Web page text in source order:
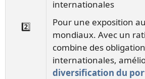
2️⃣
internationales
Pour une exposition
mondiaux. Avec un
combine des
internationales,
diversification du